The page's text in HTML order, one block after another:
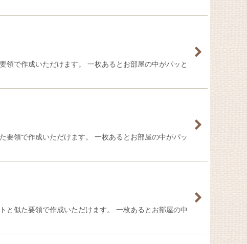
で作成いただけます。 一枚あるとお部屋の中がパッと
領で作成いただけます。 一枚あるとお部屋の中がパッ
似た要領で作成いただけます。 一枚あるとお部屋の中